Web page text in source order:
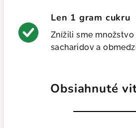
Len 1 gram cukru
Znížili sme
sacharidov a
Obsiahnuté